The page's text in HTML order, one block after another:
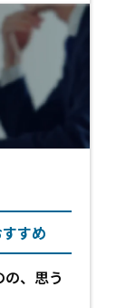
すめ
、思う